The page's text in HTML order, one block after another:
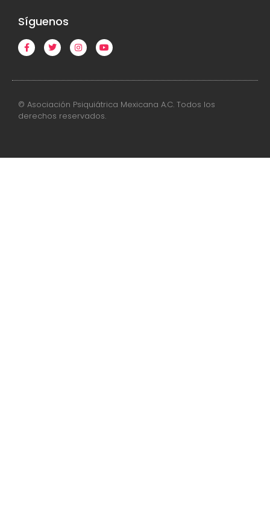
Síguenos
© Asociación Psiquiátrica Mexicana A.C. Todos los
derechos reservados.